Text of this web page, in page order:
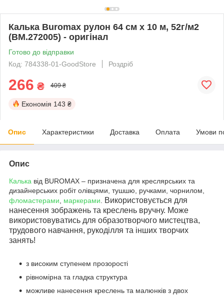
Калька Buromax рулон 64 см х 10 м, 52г/м2
(BM.272005) - оригінал
Готово до відправки
Код: 784338-01-GoodStore
Роздріб
266 ₴ 409 ₴
Економія 143 ₴
Опис Характеристики Доставка Оплата Умови
Опис
Калька від BUROMAX – призначена для креслярських та
дизайнерських робіт олівцями, тушшю, ручками, чорнилом,
фломастерами
маркерами
Використовується для
нанесення зображень та креслень вручну. Може
використовуватись для образотворчого мистецтва,
трудового навчання, рукоділля та інших творчих
занять!
з високим ступенем прозорості
рівномірна та гладка структура
можливе нанесення креслень та малюнків з двох